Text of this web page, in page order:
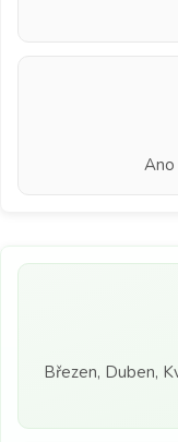
Ano
Březen, Duben,